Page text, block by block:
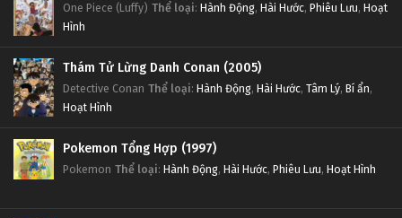
One Piece (Luffy) Thể loại: Hành Động, Hài Hước, Phiêu Lưu, Hoạt
Hình
Thám Tử Lừng Danh Conan (2005)
Detective Conan Thể loại: Hành Động, Hài Hước, Tâm Lý, Bí ẩn,
Hoạt Hình
Pokemon Tổng Hợp (1997)
Pokemon Thể loại: Hành Động, Hài Hước, Phiêu Lưu, Hoạt Hình